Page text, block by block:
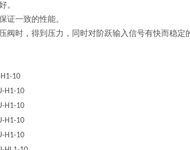
。
证一致的性能。
阀时，得到压力，同时对阶跃输入信号有快而稳定
10
H1-10
H1-10
H1-10
H1-10